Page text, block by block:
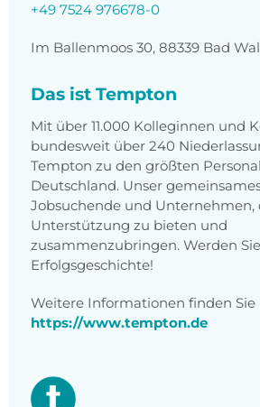
+49 7524 976678-0
Im Ballenmoos 30, 88339 Bad
Das ist Tempton
Mit über 11.000 Kolleginnen und
bundesweit über 240
Tempton zu den größten
Deutschland. Unser
Jobsuchende und Unternehmen,
Unterstützung zu bieten und
zusammenzubringen. Werden
Erfolgsgeschichte!
Weitere Informationen finden Sie
https://www.tempton.de